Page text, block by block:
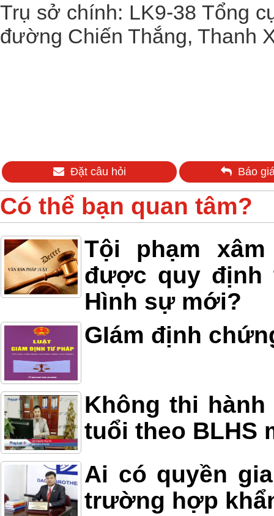
Trụ sở chính: LK9-38 Tổng
đường Chiến Thắng, Thanh
Đặt câu hỏi Báo
Có thể bạn quan tâm?
Tội phạm
được quy định
Hình sự mới?
GIám định
Không thi
tuổi theo BLHS
Ai có quyền
trường hợp